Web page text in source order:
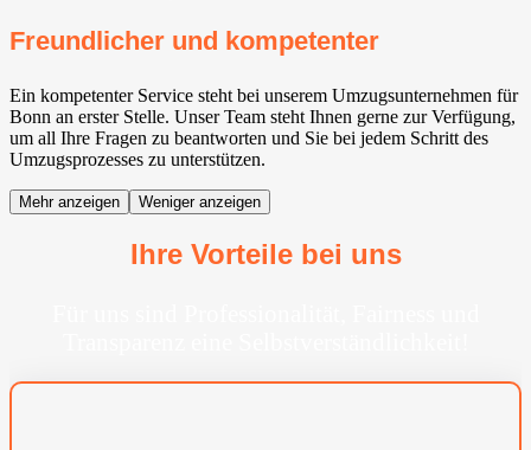
Freundlicher und kompetenter
Ein kompetenter Service steht bei unserem Umzugsunternehmen für
Bonn an erster Stelle. Unser Team steht Ihnen gerne zur Verfügung,
um all Ihre Fragen zu beantworten und Sie bei jedem Schritt des
Umzugsprozesses zu unterstützen.
Mehr anzeigen Weniger anzeigen
Ihre Vorteile bei uns